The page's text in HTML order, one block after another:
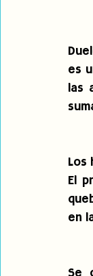
es
las
Los
El
en